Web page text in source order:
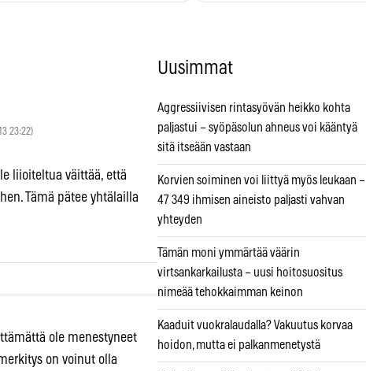
23:22)
liioiteltua väittää, että
Tämä pätee yhtälailla
ole menestyneet
on voinut olla
Uusimmat
Aggressiivisen rintasyövän heikko kohta
paljastui – syöpäsolun ahneus voi kääntyä
sitä itseään vastaan
Korvien soiminen voi liittyä myös leukaan –
47 349 ihmisen aineisto paljasti vahvan
yhteyden
Tämän moni ymmärtää väärin
virtsankarkailusta – uusi hoitosuositus
nimeää tehokkaimman keinon
Kaaduit vuokralaudalla? Vakuutus korvaa
hoidon, mutta ei palkanmenetystä